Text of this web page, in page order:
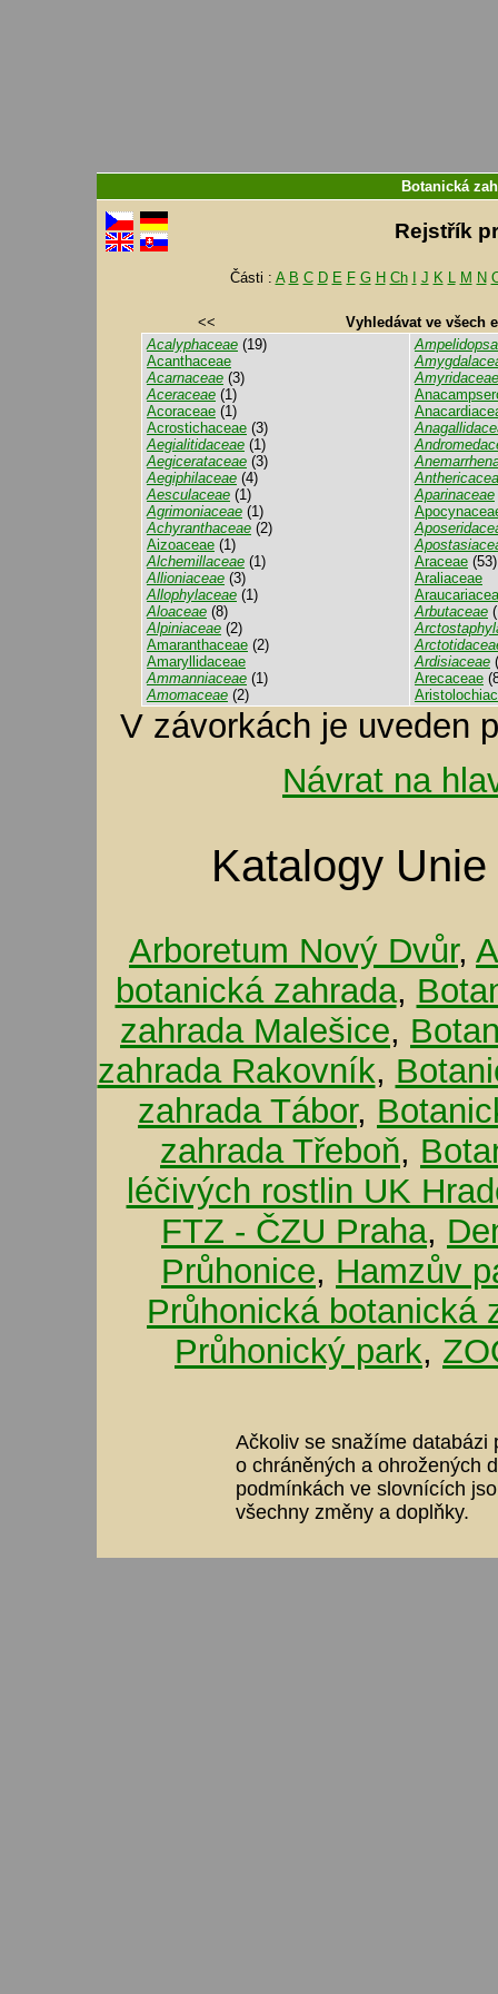
Botanická
Rejstřík
Části : A B C D E F G H Ch J K L M N
<<
Vyhledávat ve všech
Acalyphaceae (19)
Acanthaceae
Acarnaceae (3)
Aceraceae (1)
Acoraceae (1)
Acrostichaceae (3)
Aegialitidaceae (1)
Aegicerataceae (3)
Aegiphilaceae (4)
Aesculaceae (1)
Agrimoniaceae (1)
Achyranthaceae (2)
Aizoaceae (1)
Alchemillaceae (1)
Allioniaceae (3)
Allophylaceae (1)
Aloaceae (8)
Alpiniaceae (2)
Amaranthaceae (2)
Amaryllidaceae
Ammanniaceae (1)
Amomaceae (2)
Amyridaceae
Aparinaceae
Araceae (53)
Araliaceae
Arbutaceae
Ardisiaceae
Arecaceae
V závorkách je uveden
Návrat na
Katalogy
Arboretum Nový Dvůr,
botanická zahrada,
zahrada Malešice,
zahrada Rakovník,
zahrada Tábor,
zahrada Třeboň,
léčivých rostlin UK
FTZ - ČZU Praha,
Průhonice, Hamzův
Průhonická botanická
Průhonický park,
Ačkoliv se snažíme databázi
o chráněných a ohrožených
podmínkách ve slovnících
všechny změny a doplňky.